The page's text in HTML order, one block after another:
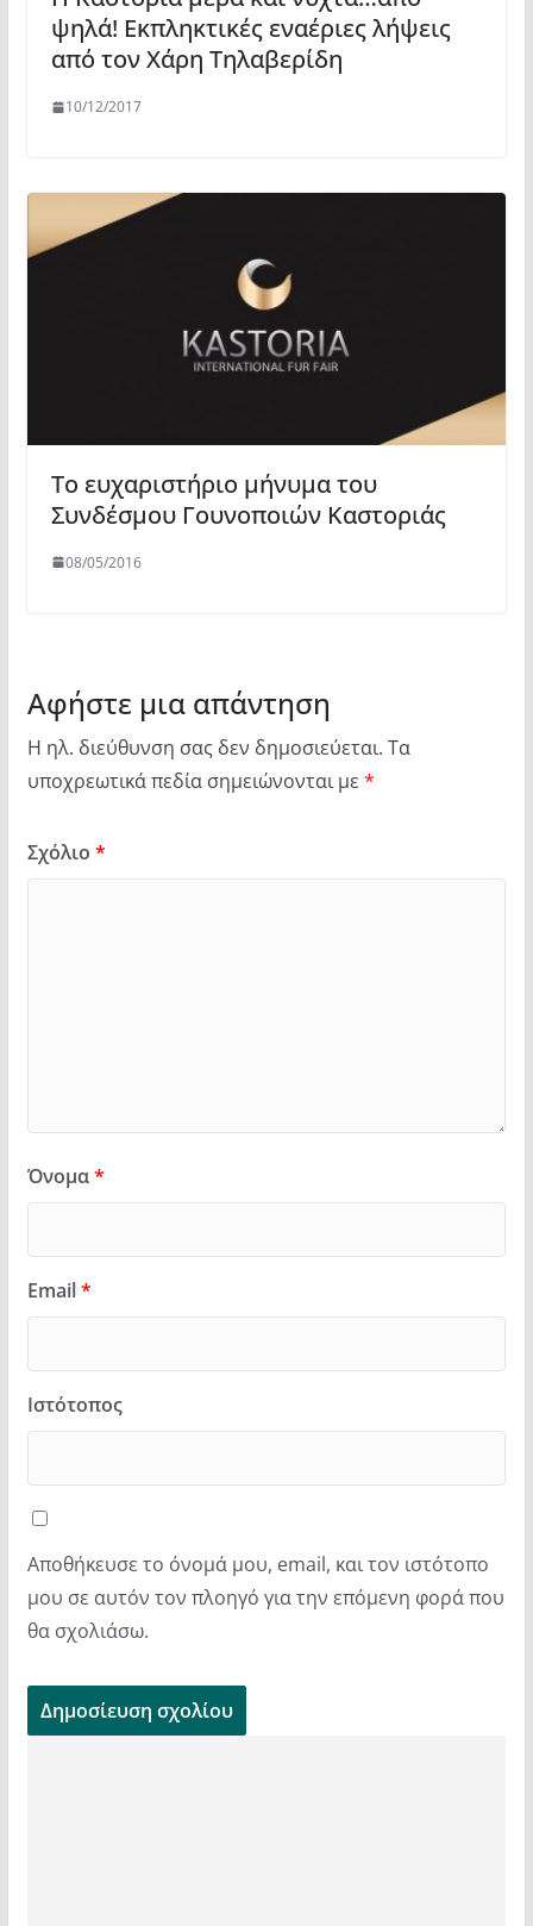
ψηλά! Εκπληκτικές εναέριες λήψεις
από τον Χάρη Τηλαβερίδη
10/12/2017
Το ευχαριστήριο μήνυμα του
Συνδέσμου Γουνοποιών Καστοριάς
08/05/2016
Αφήστε μια απάντηση
Η ηλ. διεύθυνση σας δεν δημοσιεύεται. Τα
υποχρεωτικά πεδία σημειώνονται με *
Σχόλιο *
Όνομα*
Email*
Ιστότοπος
Αποθήκευσε το όνομά μου, email, και τον ιστότοπο
μου σε αυτόν τον πλοηγό για την επόμενη φορά που
θα σχολιάσω.